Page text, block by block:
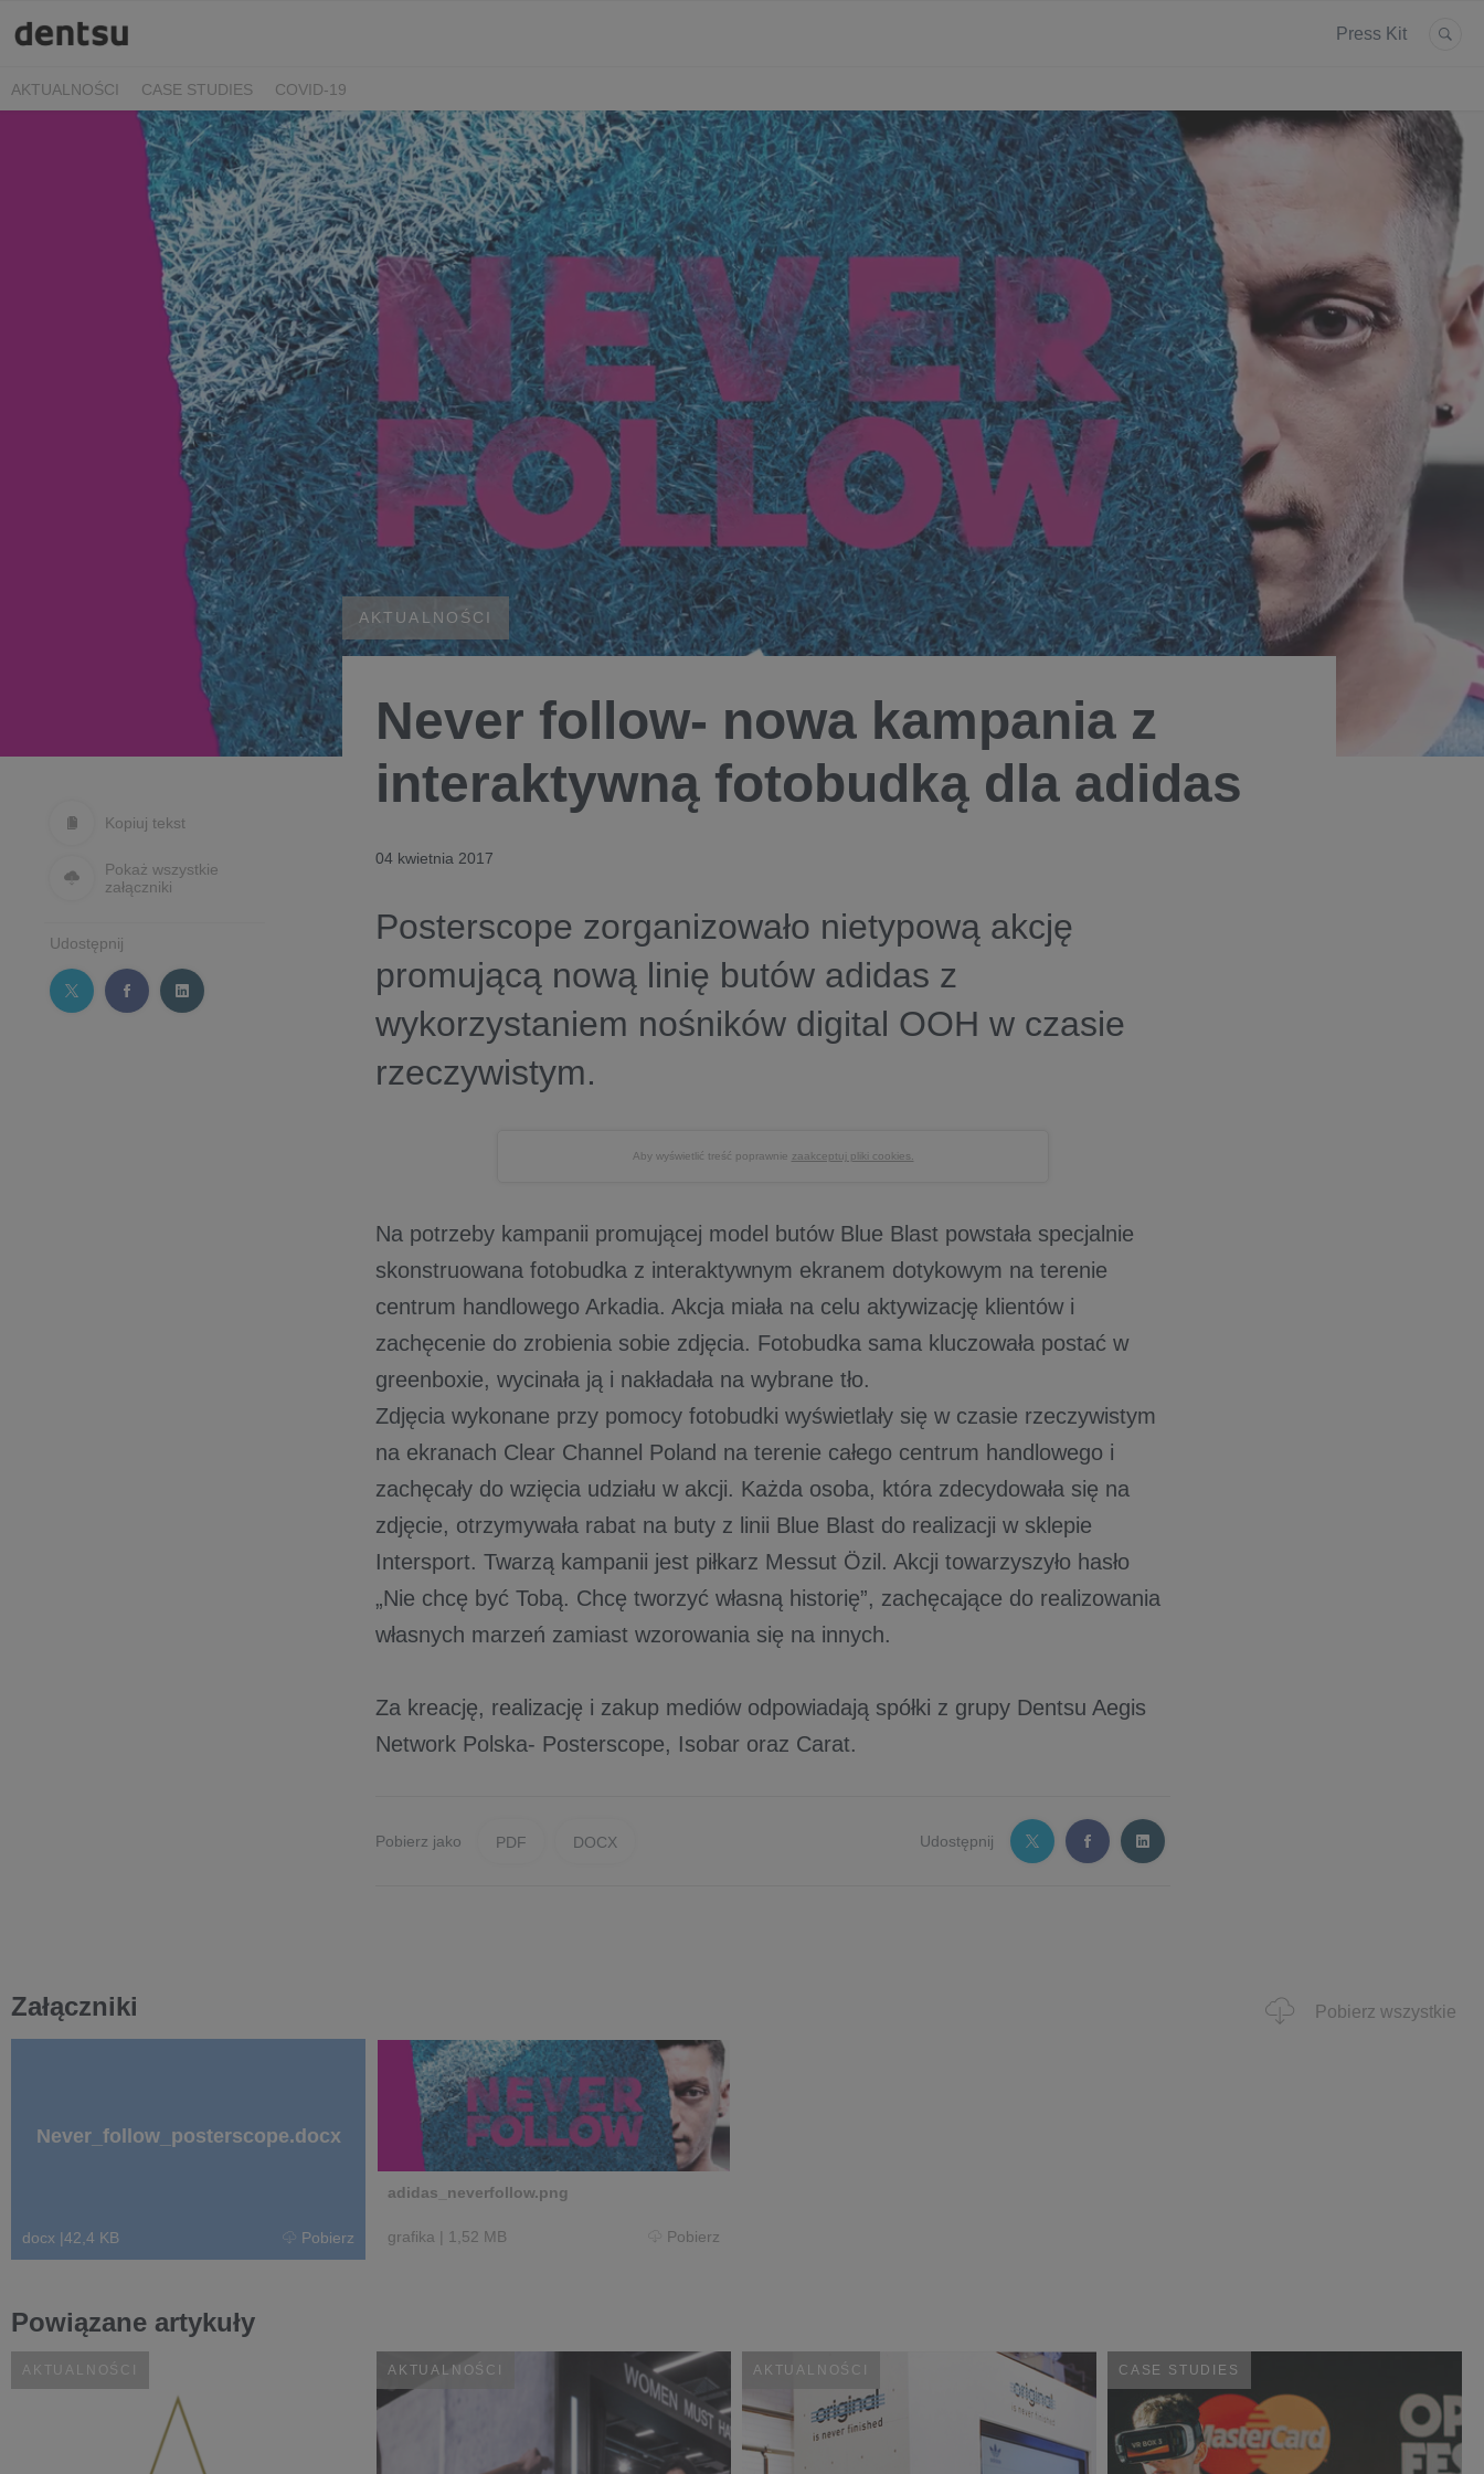
Press Kit
AKTUALNOŚCI CASE STUDIES COVID-19
Kopiuj tekst
Pokaż wszystkie
załączniki
Udostępnij
AKTUALNOŚCI
Never follow- nowa kampania z
interaktywną fotobudką dla adidas
04 kwietnia 2017
Posterscope zorganizowało nietypową akcję
promującą nową linię butów adidas z
wykorzystaniem nośników digital OOH w czasie
rzeczywistym.
Aby wyświetlić treść poprawnie zaakceptuj pliki cookies.
Na potrzeby kampanii promującej model butów Blue Blast powstała specjalnie
skonstruowana fotobudka z interaktywnym ekranem dotykowym na terenie
centrum handlowego Arkadia. Akcja miała na celu aktywizację klientów i
zachęcenie do zrobienia sobie zdjęcia. Fotobudka sama kluczowała postać w
greenboxie, wycinała ją i nakładała na wybrane tło.
Zdjęcia wykonane przy pomocy fotobudki wyświetlały się w czasie rzeczywistym
na ekranach Clear Channel Poland na terenie całego centrum handlowego i
zachęcały do wzięcia udziału w akcji. Każda osoba, która zdecydowała się na
zdjęcie, otrzymywała rabat na buty z linii Blue Blast do realizacji w sklepie
Intersport. Twarzą kampanii jest piłkarz Messut Özil. Akcji towarzyszyło hasło
„Nie chcę być Tobą. Chcę tworzyć własną historię”, zachęcające do realizowania
własnych marzeń zamiast wzorowania się na innych.
Za kreację, realizację i zakup mediów odpowiadają spółki z grupy Dentsu Aegis
Network Polska- Posterscope, Isobar oraz Carat.
Pobierz jako PDF DOCX Udostępnij
Załączniki Pobierz wszystkie
Never_follow_posterscope.docx
docx |42,4 KB Pobierz
adidas_neverfollow.png
grafika | 1,52 MB Pobierz
Powiązane artykuły
AKTUALNOŚCI AKTUALNOŚCI AKTUALNOŚCI CASE STUDIES